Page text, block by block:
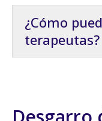
¿Cómo
terapeutas?